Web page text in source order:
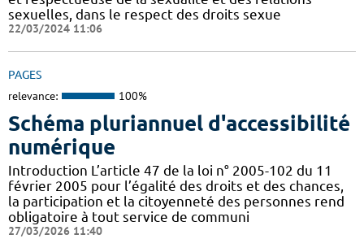
sexuelles, dans le respect des droits sexue
22/03/2024 11:06
PAGES
relevance: 100%
Schéma pluriannuel d'accessibilité
numérique
Introduction L’article 47 de la loi n° 2005-102 du 11
février 2005 pour l’égalité des droits et des chances,
la participation et la citoyenneté des personnes rend
obligatoire à tout service de communi
27/03/2026 11:40